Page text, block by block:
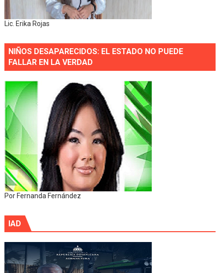
Lic. Erika Rojas
NIÑOS DESAPARECIDOS: EL ESTADO NO PUEDE
FALLAR EN LA VERDAD
Por Fernanda Fernández
IAD